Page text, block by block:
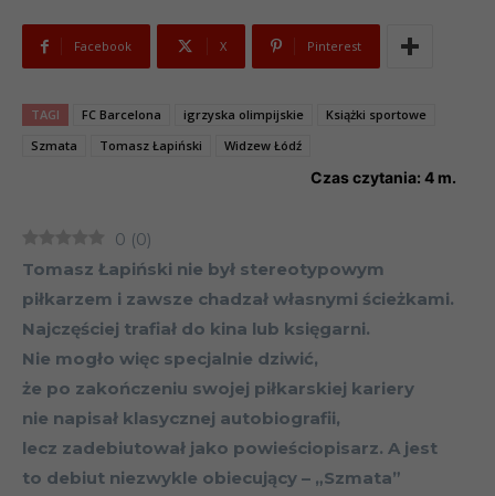
Facebook X Pinterest
TAGI FC Barcelona igrzyska olimpijskie
Książki sportowe
Szmata
Tomasz Łapiński Widzew Łódź
Czas czytania: 4 m.
0 (0)
Tomasz Łapiński nie był stereotypowym
piłkarzem i zawsze chadzał własnymi ścieżkami.
Najczęściej trafiał do kina lub księgarni.
Nie mogło więc specjalnie dziwić,
że po zakończeniu swojej piłkarskiej kariery
nie napisał klasycznej autobiografii,
lecz zadebiutował jako powieściopisarz. A jest
to debiut niezwykle obiecujący – „Szmata”